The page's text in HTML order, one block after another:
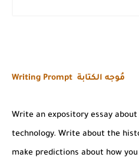
Writing Prompt مُوجه الكتابة
Write an expository essay
technology. Write about the
make predictions about how